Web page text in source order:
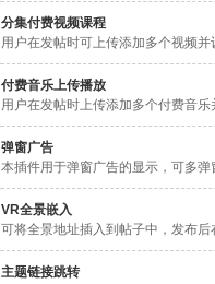
分集付费视频课程
用户在发帖时可上传添加多个视频并
付费音乐上传播放
用户在发帖时上传添加多个付费音乐
弹窗广告
本插件用于弹窗广告的显示，可多
VR全景嵌入
可将全景地址插入到帖子中，发布后
主题链接跳转